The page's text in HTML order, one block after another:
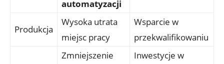
automatyzacji
Produkcja
Wysoka utrata
miejsc pracy
Wsparcie w
przekwalifikowaniu
Zmniejszenie
Inwestycje ​w